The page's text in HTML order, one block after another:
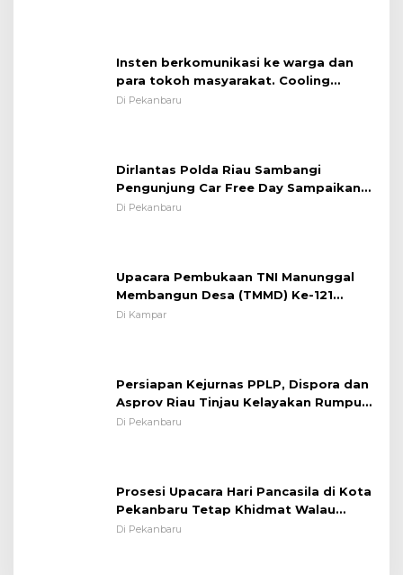
Insten berkomunikasi ke warga dan
para tokoh masyarakat. Cooling
System OMP LK ²024 Polsek Rumbai,
Di Pekanbaru
Dirlantas Polda Riau Sambangi
Pengunjung Car Free Day Sampaikan
Pesan Edukasi Kamtibmas &
Di Pekanbaru
Upacara Pembukaan TNI Manunggal
Membangun Desa (TMMD) Ke-121
Kodim 0313/KPR Tahun 2024) ?
Di Kampar
Persiapan Kejurnas PPLP, Dispora dan
Asprov Riau Tinjau Kelayakan Rumput
Lapangan Sepakbola
Di Pekanbaru
Prosesi Upacara Hari Pancasila di Kota
Pekanbaru Tetap Khidmat Walau
Dalam Ruangan
Di Pekanbaru